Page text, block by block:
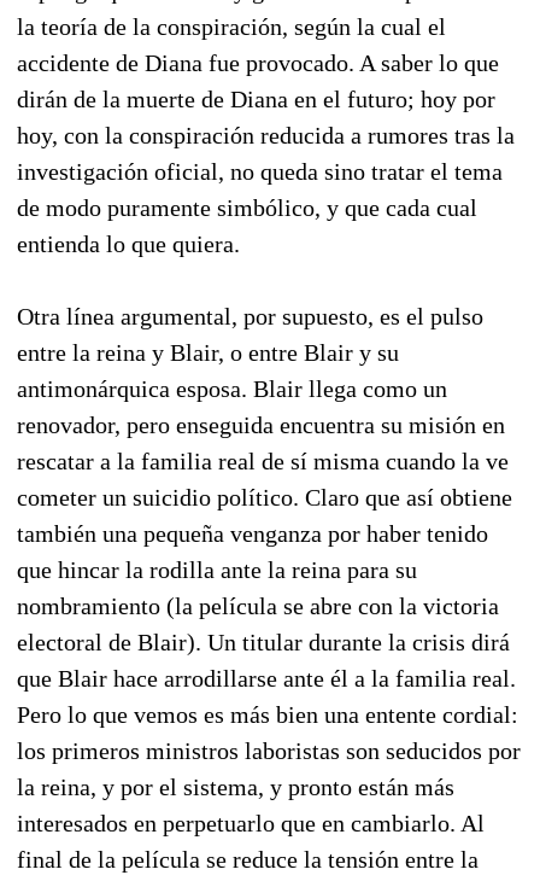
la teoría de la conspiración, según la cual el
accidente de Diana fue provocado. A saber lo que
dirán de la muerte de Diana en el futuro; hoy por
hoy, con la conspiración reducida a rumores tras la
investigación oficial, no queda sino tratar el tema
de modo puramente simbólico, y que cada cual
entienda lo que quiera.
Otra línea argumental, por supuesto, es el pulso
entre la reina y Blair, o entre Blair y su
antimonárquica esposa. Blair llega como un
renovador, pero enseguida encuentra su misión en
rescatar a la familia real de sí misma cuando la ve
cometer un suicidio político. Claro que así obtiene
también una pequeña venganza por haber tenido
que hincar la rodilla ante la reina para su
nombramiento (la película se abre con la victoria
electoral de Blair). Un titular durante la crisis dirá
que Blair hace arrodillarse ante él a la familia real.
Pero lo que vemos es más bien una entente cordial:
los primeros ministros laboristas son seducidos por
la reina, y por el sistema, y pronto están más
interesados en perpetuarlo que en cambiarlo. Al
final de la película se reduce la tensión entre la